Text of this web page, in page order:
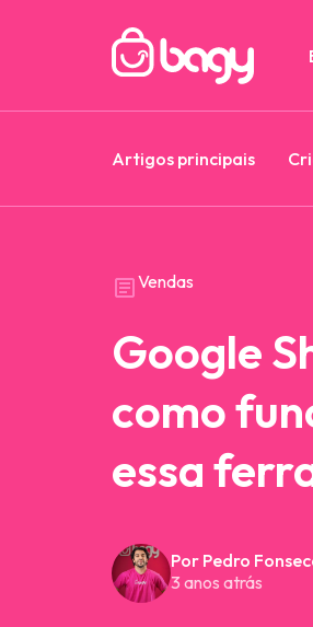
Artigos principais
Vendas
Google
como
essa
Por Pedro
3 anos atrás